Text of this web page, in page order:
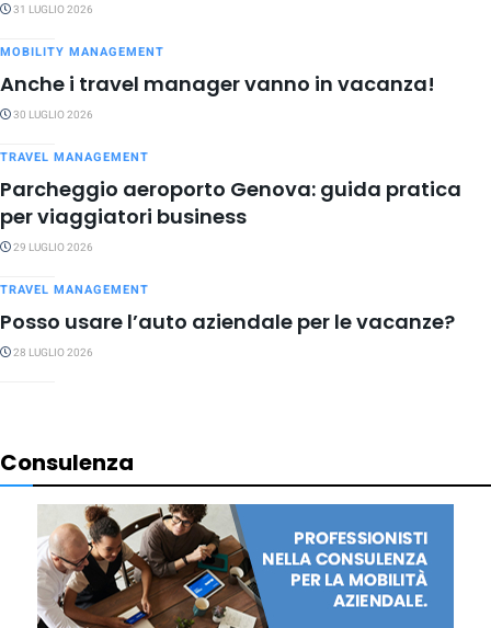
31 LUGLIO 2026
MOBILITY MANAGEMENT
Anche i travel manager vanno in vacanza!
30 LUGLIO 2026
TRAVEL MANAGEMENT
Parcheggio aeroporto Genova: guida pratica
per viaggiatori business
29 LUGLIO 2026
TRAVEL MANAGEMENT
Posso usare l’auto aziendale per le vacanze?
28 LUGLIO 2026
Consulenza